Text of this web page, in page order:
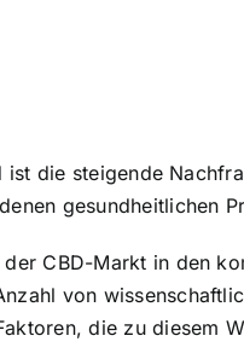
ist die steigende
gesundheitlichen
CBD-Markt in den
von
die zu diesem